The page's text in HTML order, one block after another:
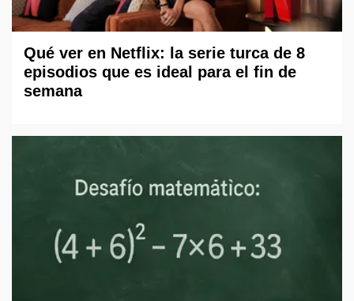
Qué ver en Netflix: la serie turca de 8
episodios que es ideal para el fin de
semana